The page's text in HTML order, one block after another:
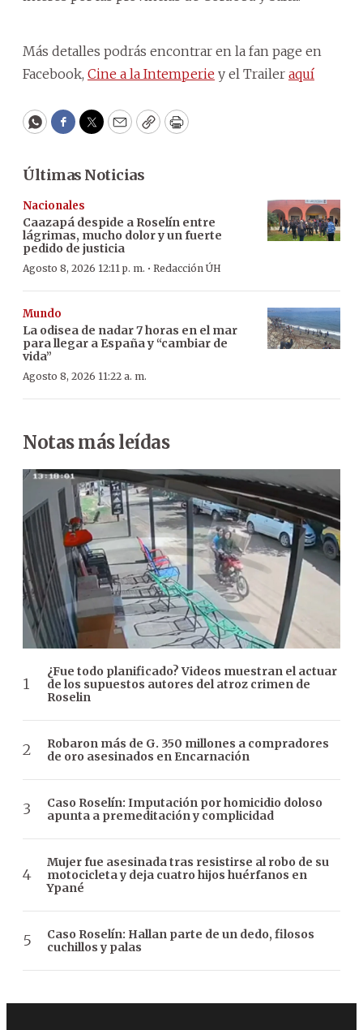
Más detalles podrás encontrar en la fan page en
Facebook, Cine a la Intemperie y el Trailer aquí
WhatsApp
Facebook
Twitter
EmailCopyPrint
Últimas Noticias
Nacionales
Caazapá despide a Roselín entre
lágrimas, mucho dolor y un fuerte
pedido de justicia
Agosto 8, 2026 12:11 p. m. · Redacción ÚH
Mundo
La odisea de nadar 7 horas en el mar
para llegar a España y “cambiar de
vida”
Agosto 8, 2026 11:22 a. m.
Notas más leídas
¿Fue todo planificado? Videos muestran el actuar
de los supuestos autores del atroz crimen de
Roselin
Robaron más de G. 350 millones a compradores
de oro asesinados en Encarnación
Caso Roselín: Imputación por homicidio doloso
apunta a premeditación y complicidad
Mujer fue asesinada tras resistirse al robo de su
motocicleta y deja cuatro hijos huérfanos en
Ypané
Caso Roselín: Hallan parte de un dedo, filosos
cuchillos y palas